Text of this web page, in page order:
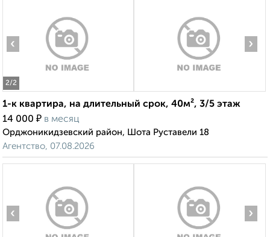
2/2
‹ ›
1-к квартира, на длительный срок, 40м², 3/5 этаж
14 000 ₽ в месяц
Орджоникидзевский район, Шота Руставели 18
Агентство, 07.08.2026
‹ ›